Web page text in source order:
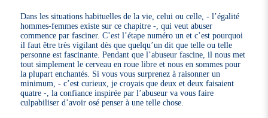
Dans les situations habituelles de la vie, celui ou celle, - l’égalité
hommes-femmes existe sur ce chapitre -, qui veut abuser
commence par fasciner. C’est l’étape numéro un et c’est pourquoi
il faut être très vigilant dès que quelqu’un dit que telle ou telle
personne est fascinante. Pendant que l’abuseur fascine, il nous met
tout simplement le cerveau en roue libre et nous en sommes pour
la plupart enchantés. Si vous vous surprenez à raisonner un
minimum, - c’est curieux, je croyais que deux et deux faisaient
quatre -, la confiance inspirée par l’abuseur va vous faire
culpabiliser d’avoir osé penser à une telle chose.